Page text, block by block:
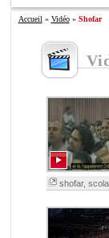
Accueil » Vidéo» Shofar
shofar,